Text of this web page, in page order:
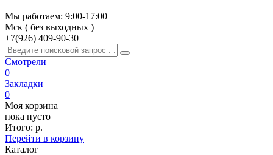
Мы работаем: 9:00-17:00
Мск ( без выходных )
+7(926) 409-90-30
Смотрели
0
Закладки
0
Моя корзина
пока пусто
Итого: р.
Перейти в корзину
Каталог